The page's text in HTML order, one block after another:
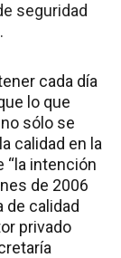
seguridad
cada día
lo que
sólo se
calidad en la
“la intención
de 2006
calidad
privado